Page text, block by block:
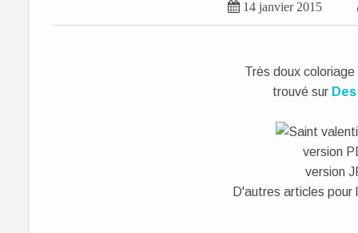
 14 janvier 2015
Très doux
trouvé sur
version
version
D'autres articles